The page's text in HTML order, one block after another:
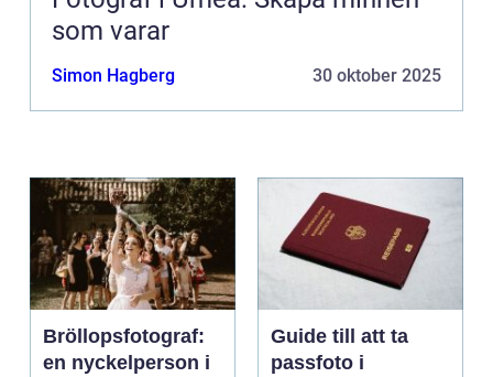
som varar
Simon Hagberg 30 oktober 2025
Bröllopsfotograf:
en nyckelperson i
Guide till att ta
passfoto i